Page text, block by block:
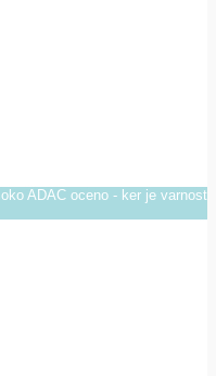
ADAC oceno - ker je varnost